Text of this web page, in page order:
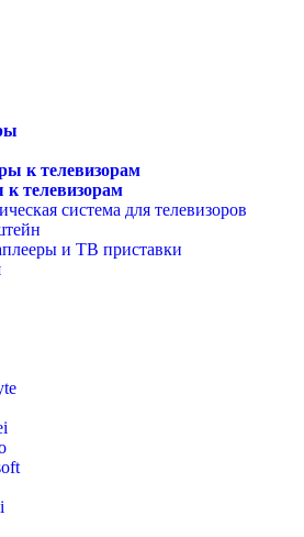
к телевизорам
система для телевизоров
и ТВ приставки